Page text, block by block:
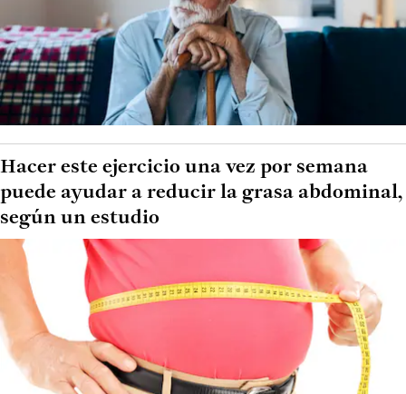
Hacer este ejercicio una vez por semana
puede ayudar a reducir la grasa abdominal,
según un estudio